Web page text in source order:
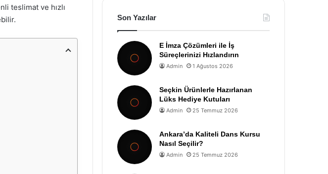
teslimat ve hızlı
Son Yazılar
E İmza Çözümleri ile İş
Süreçlerinizi Hızlandırın
Admin 1 Ağustos 2026
Seçkin Ürünlerle Hazırlanan
Lüks Hediye Kutuları
Admin 25 Temmuz 2026
Ankara’da Kaliteli Dans Kursu
Nasıl Seçilir?
Admin 25 Temmuz 2026